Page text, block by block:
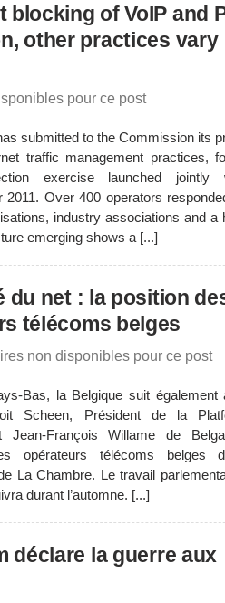
blocking of VoIP and
other practices vary
pour ce post
submitted to the Commission its
traffic management practices,
exercise launched jointly
Over 400 operators
industry associations and a
emerging shows a [...]
du net : la position
télécoms belges
non disponibles pour ce post
Bas, la Belgique suit également
Scheen, Président de la
Jean-François Willame de
opérateurs télécoms belges
La Chambre. Le travail
durant l’automne. [...]
déclare la guerre aux